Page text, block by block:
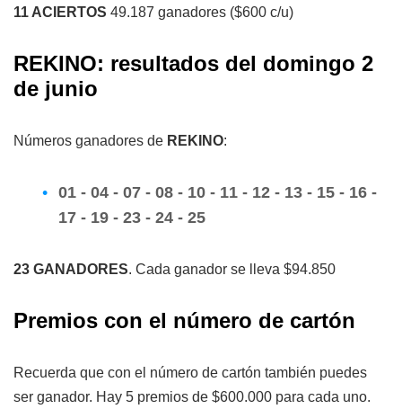
11 ACIERTOS 49.187 ganadores ($600 c/u)
REKINO: resultados del domingo 2
de junio
Números ganadores de REKINO:
01 - 04 - 07 - 08 - 10 - 11 - 12 - 13 - 15 - 16 -
17 - 19 - 23 - 24 - 25
23 GANADORES. Cada ganador se lleva $94.850
Premios con el número de cartón
Recuerda que con el número de cartón también puedes
ser ganador. Hay 5 premios de $600.000 para cada uno.